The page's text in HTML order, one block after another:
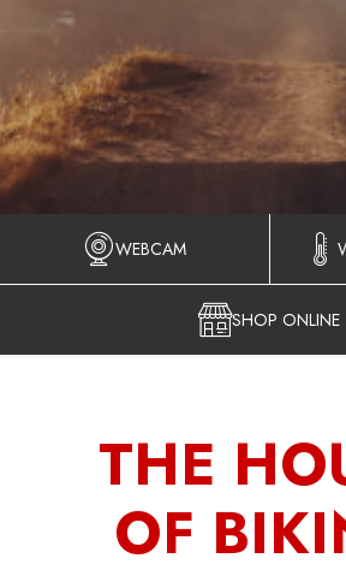
WEBCAM
SHOP ONLINE
THE
OF